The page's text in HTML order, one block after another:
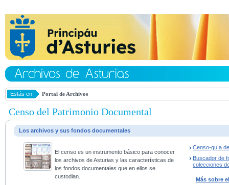
Estás en Portal de Archivos
Censo del Patrimonio Documental
Los archivos y sus fondos documentales
El censo es un instrumento básico para conocer
los archivos de Asturias y las características de
los fondos documentales que en ellos se
custodian.
Censo-guía
Buscador de
colecciones
Más sobre